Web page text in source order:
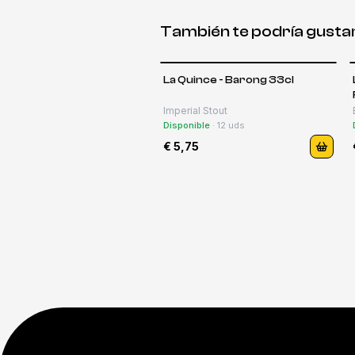
También te podría
La Quince - Barong 33cl
Imperial Stout
Disponible· 12 uds
€ 5,75